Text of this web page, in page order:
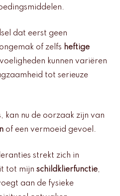
dat eerst geen
of zelfs heftige
kunnen variëren
tot serieuze
kan nu de oorzaak zijn van
of een vermoeid gevoel.
strekt zich in
tot mijn schildklierfunctie,
aan de fysieke